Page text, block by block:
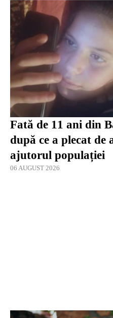
Fată de 11 ani din
după ce a plecat de
ajutorul populației
06 AUGUST 2026